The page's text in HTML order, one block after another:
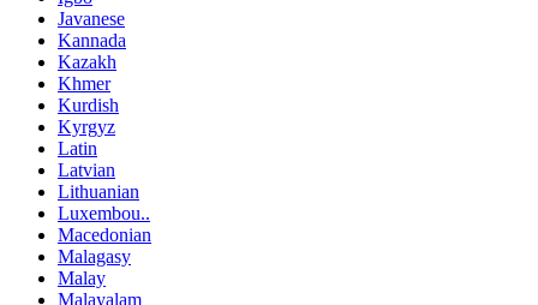
Javanese
Kannada
Kazakh
Khmer
Kurdish
Kyrgyz
Latin
Latvian
Lithuanian
Luxembou..
Macedonian
Malagasy
Malay
Malayalam